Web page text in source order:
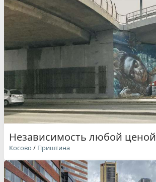
Независимость любой ценой
Косово / Приштина